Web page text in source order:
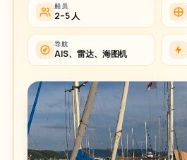
船员
2–5 人
导航
AIS、雷达、海图机